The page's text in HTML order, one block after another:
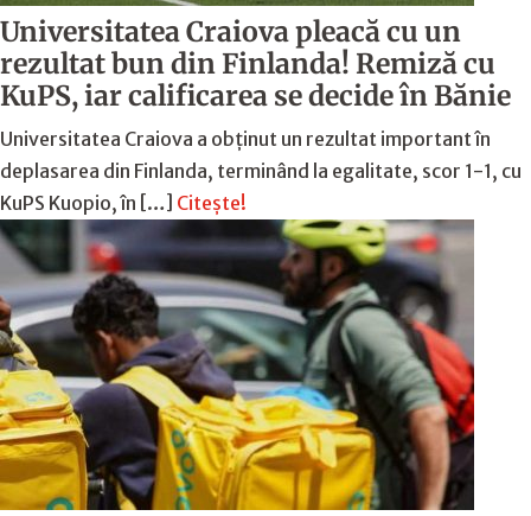
Universitatea Craiova pleacă cu un
rezultat bun din Finlanda! Remiză cu
KuPS, iar calificarea se decide în Bănie
Universitatea Craiova a obținut un rezultat important în
deplasarea din Finlanda, terminând la egalitate, scor 1-1, cu
KuPS Kuopio, în […] Citește!